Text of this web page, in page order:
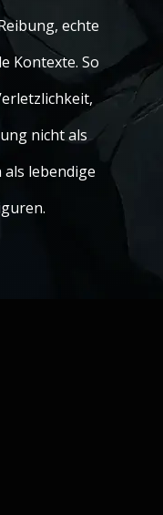
echte
Kontexte. So
nicht als
als lebendige